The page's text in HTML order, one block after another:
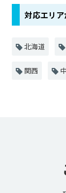
対応エリ
北海道
関西